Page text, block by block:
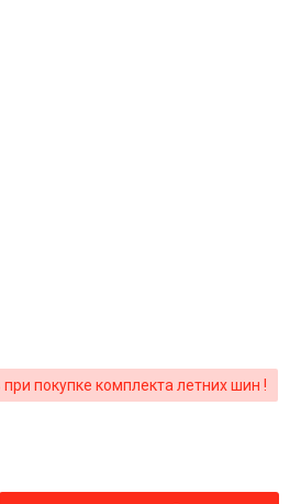
покупке комплекта летних шин !